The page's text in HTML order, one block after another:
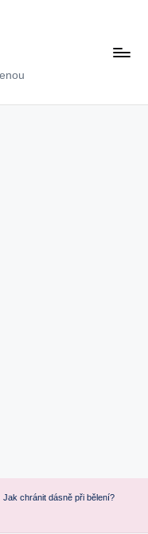
Jak chránit dásně při bělení?